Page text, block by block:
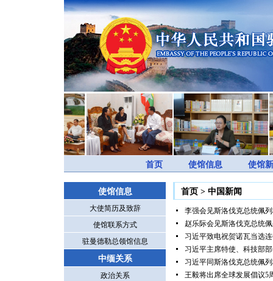
首页 使馆信息 使馆
使馆信息
大使简历及致辞
使馆联系方式
驻曼德勒总领馆信息
中缅关系
政治关系
首页 > 中国新闻
李强会见斯洛伐克总统佩
赵乐际会见斯洛伐克总统
习近平致电祝贺诺瓦当选
习近平主席特使、科技部
习近平同斯洛伐克总统佩
王毅将出席全球发展倡议5